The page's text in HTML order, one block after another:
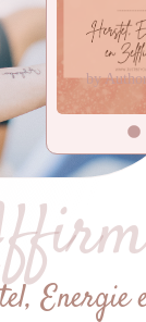
Energie
by